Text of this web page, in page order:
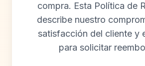
compra. Esta Política de
describe nuestro
satisfacción del cliente y
para solicitar